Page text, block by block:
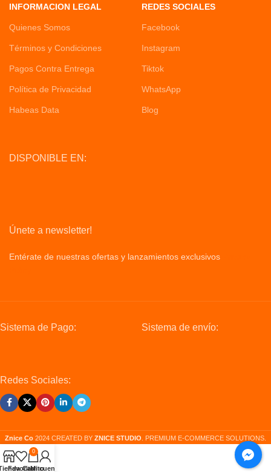
INFORMACION LEGAL
Quienes Somos
Términos y Condiciones
Pagos Contra Entrega
Política de Privacidad
Habeas Data
REDES SOCIALES
Facebook
Instagram
Tiktok
WhatsApp
Blog
DISPONIBLE EN:
Únete a newsletter!
Entérate de nuestras ofertas y lanzamientos exclusivos
Sistema de Pago: Sistema de envío:
Redes Sociales:
Znice Co 2024 CREATED BY ZNICE STUDIO . PREMIUM E-COMMERCE SOLUTIONS.
Favorito
0
Carrito
Mi cuenta